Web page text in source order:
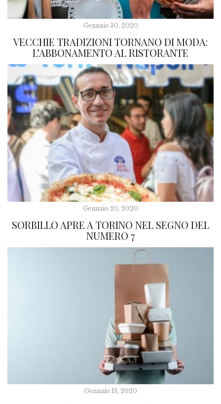
Gennaio 30, 2020
VECCHIE TRADIZIONI TORNANO DI MODA:
L’ABBONAMENTO AL RISTORANTE
Gennaio 20, 2020
SORBILLO APRE A TORINO NEL SEGNO DEL
NUMERO 7
Gennaio 13, 2020